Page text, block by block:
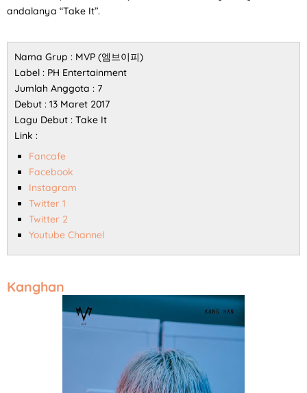
andalanya “Take It”.
Nama Grup : MVP (엠브이피)
Label : PH Entertainment
Jumlah Anggota : 7
Debut : 13 Maret 2017
Lagu Debut : Take It
Link :
Fancafe
Facebook
Instagram
Twitter 1
Twitter 2
Youtube Channel
Kanghan